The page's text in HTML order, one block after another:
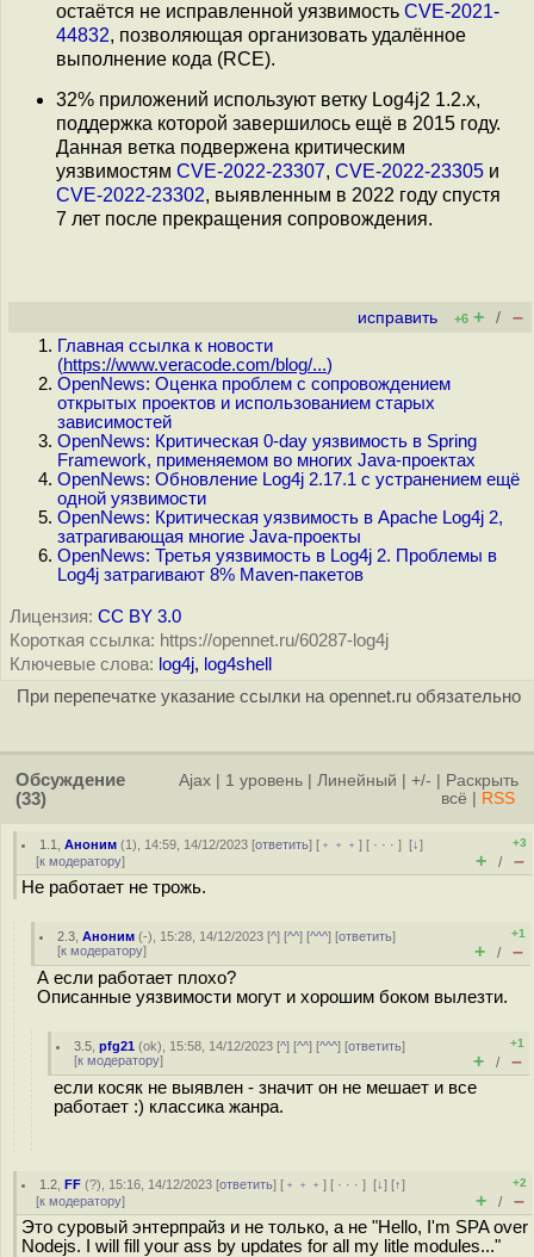
остаётся не исправленной уязвимость CVE-2021-
44832, позволяющая организовать удалённое
выполнение кода (RCE).
32% приложений используют ветку Log4j2 1.2.x,
поддержка которой завершилось ещё в 2015 году.
Данная ветка подвержена критическим
уязвимостям CVE-2022-23307, CVE-2022-23305 и
CVE-2022-23302, выявленным в 2022 году спустя
7 лет после прекращения сопровождения.
исправить +6 + / –
Главная ссылка к новости
(https://www.veracode.com/blog/...)
OpenNews: Оценка проблем с сопровождением
открытых проектов и использованием старых
зависимостей
OpenNews: Критическая 0-day уязвимость в Spring
Framework, применяемом во многих Java-проектах
OpenNews: Обновление Log4j 2.17.1 с устранением ещё
одной уязвимости
OpenNews: Критическая уязвимость в Apache Log4j 2,
затрагивающая многие Java-проекты
OpenNews: Третья уязвимость в Log4j 2. Проблемы в
Log4j затрагивают 8% Maven-пакетов
Лицензия: CC BY 3.0
Короткая ссылка: https://opennet.ru/60287-log4j
Ключевые слова: log4j, log4shell
При перепечатке указание ссылки на opennet.ru обязательно
Обсуждение
(33)
Ajax 1 уровень Линейный +/-
Раскрыть
всё
RSS
1.1 ,Аноним (1), 14:59, 14/12/2023 [ответить] [ ﹢﹢﹢] [ · · ·][↓]
[к модератору]
+3
+ / –
Не работает не трожь.
2.3 ,Аноним (-), 15:28, 14/12/2023 [^] [^^] [^^^] [ответить]
[к модератору]
+1
+ / –
А если работает плохо?
Описанные уязвимости могут и хорошим боком вылезти.
3.5 ,pfg21 (ok), 15:58, 14/12/2023 [^] [^^] [^^^] [ответить]
[к модератору]
+1
+ / –
если косяк не выявлен - значит он не мешает и все
работает :) классика жанра.
1.2 ,FF (?), 15:16, 14/12/2023 [ответить] [ ﹢﹢﹢] [ · · ·][↓] [↑]
[к модератору]
+2
+ / –
Это суровый энтерпрайз и не только, а не "Hello, I'm SPA over
Nodejs. I will fill your ass by updates for all my litle modules..."